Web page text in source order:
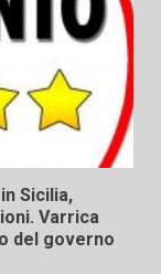
Sicilia,
Varrica
del governo